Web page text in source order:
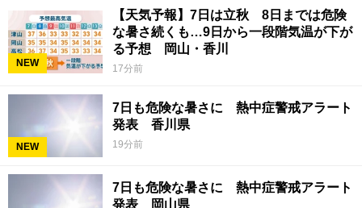
NEW
【天気予報】7日は立秋 8日までは危険
な暑さ続くも…9日から一段階気温が下が
る予想 岡山・香川
17分前
NEW
7日も危険な暑さに 熱中症警戒アラート
発表 香川県
19分前
7日も危険な暑さに 熱中症警戒アラート
発表 岡山県